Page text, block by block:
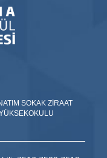
SOKAK ZİRAAT